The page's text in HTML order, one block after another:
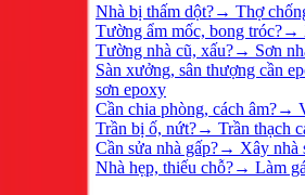
Nhà bị thấm dột?→ Thợ
Tường ẩm mốc, bong tróc?→
Tường nhà cũ, xấu?→ Sơn
Sàn xưởng, sân thượng cần
sơn epoxy
Cần chia phòng, cách âm?→
Trần bị ố, nứt?→ Trần thạch
Cần sửa nhà gấp?→ Xây nhà
Nhà hẹp, thiếu chỗ?→ Làm